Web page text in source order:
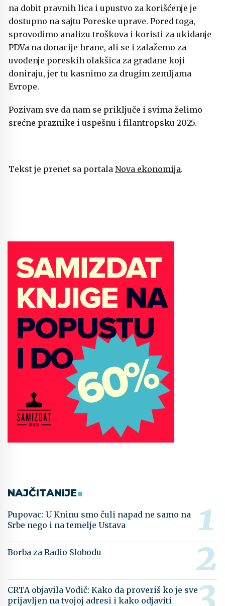
na dobit pravnih lica i upustvo za korišćenje je
dostupno na sajtu Poreske uprave. Pored toga,
sprovodimo analizu troškova i koristi za ukidanje
PDVa na donacije hrane, ali se i zalažemo za
uvođenje poreskih olakšica za građane koji
doniraju, jer tu kasnimo za drugim zemljama
Evrope.
Pozivam sve da nam se priključe i svima želimo
srećne praznike i uspešnu i filantropsku 2025.
Tekst je prenet sa portala Nova ekonomija.
NAJČITANIJE
Pupovac: U Kninu smo čuli napad ne samo na
Srbe nego i na temelje Ustava
Borba za Radio Slobodu
CRTA objavila Vodič: Kako da proveriš ko je sve
prijavljen na tvojoj adresi i kako odjaviti